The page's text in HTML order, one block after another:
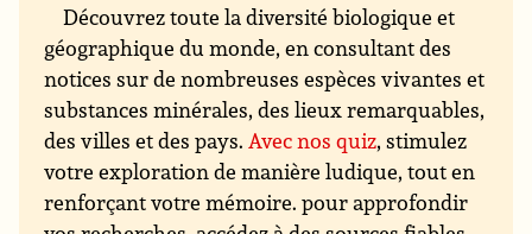
Découvrez toute la diversité biologique et
géographique du monde, en consultant des
notices sur de nombreuses espèces vivantes et
substances minérales, des lieux remarquables,
des villes et des pays. Avec nos quiz, stimulez
votre exploration de manière ludique, tout en
renforçant votre mémoire. pour approfondir